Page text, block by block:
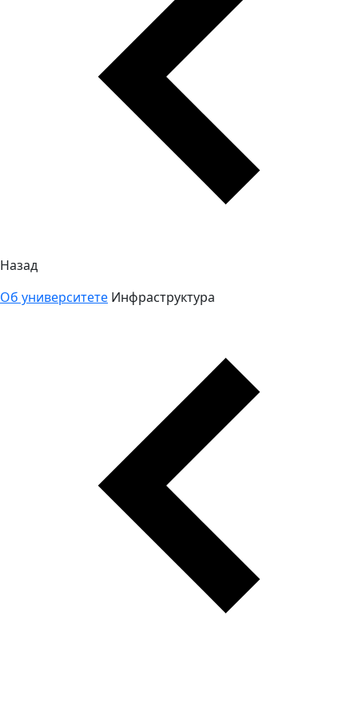
Назад
Об университете Инфраструктура